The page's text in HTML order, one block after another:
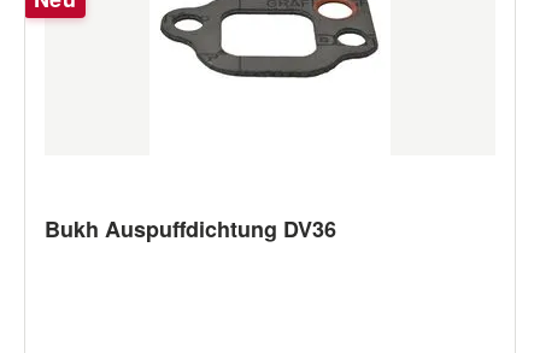
Bukh Auspuffdichtung DV36